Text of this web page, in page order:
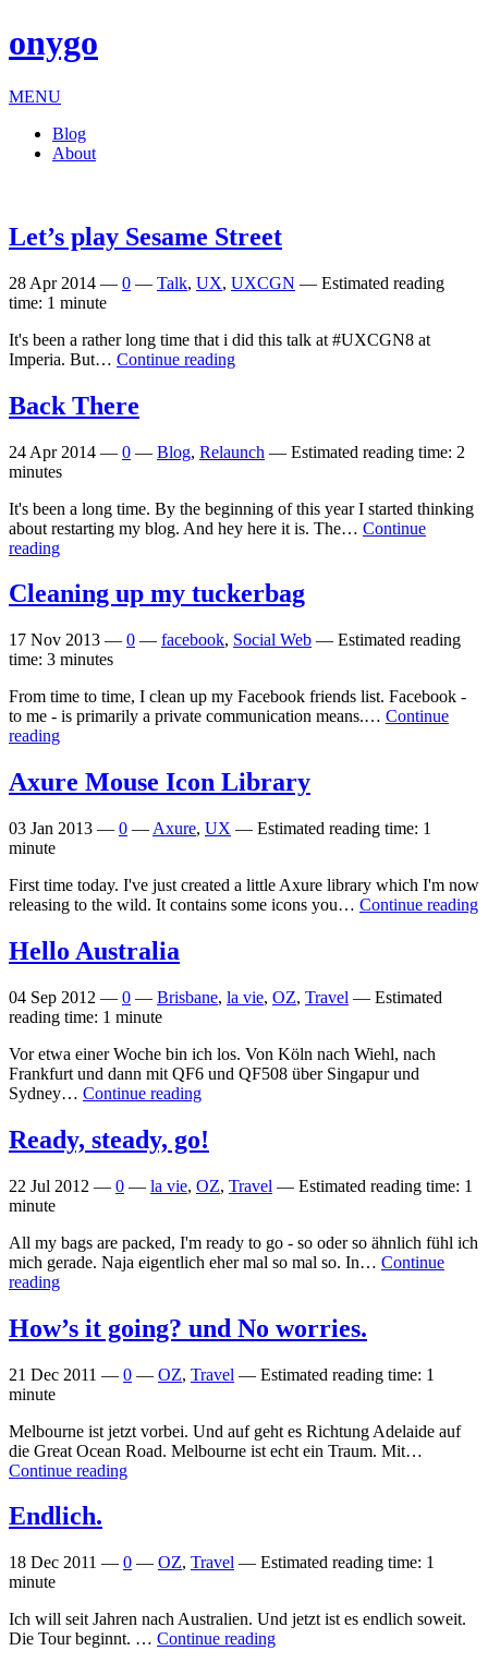
onygo
MENU
Blog
About
Let’s play Sesame Street
28 Apr 2014 — 0 — Talk, UX, UXCGN — Estimated reading
time: 1 minute
It's been a rather long time that i did this talk at #UXCGN8 at
Imperia. But… Continue reading
Back There
24 Apr 2014 — 0 — Blog, Relaunch — Estimated reading time: 2
minutes
It's been a long time. By the beginning of this year I started thinking
about restarting my blog. And hey here it is. The… Continue
reading
Cleaning up my tuckerbag
17 Nov 2013 — 0 — facebook, Social Web — Estimated reading
time: 3 minutes
From time to time, I clean up my Facebook friends list. Facebook -
to me - is primarily a private communication means.… Continue
reading
Axure Mouse Icon Library
03 Jan 2013 — 0 — Axure, UX — Estimated reading time: 1
minute
First time today. I've just created a little Axure library which I'm now
releasing to the wild. It contains some icons you… Continue reading
Hello Australia
04 Sep 2012 — 0 — Brisbane, la vie, OZ, Travel — Estimated
reading time: 1 minute
Vor etwa einer Woche bin ich los. Von Köln nach Wiehl, nach
Frankfurt und dann mit QF6 und QF508 über Singapur und
Sydney… Continue reading
Ready, steady, go!
22 Jul 2012 — 0 — la vie, OZ, Travel — Estimated reading time: 1
minute
All my bags are packed, I'm ready to go - so oder so ähnlich fühl ich
mich gerade. Naja eigentlich eher mal so mal so. In… Continue
reading
How’s it going? und No worries.
21 Dec 2011 — 0 — OZ, Travel — Estimated reading time: 1
minute
Melbourne ist jetzt vorbei. Und auf geht es Richtung Adelaide auf
die Great Ocean Road. Melbourne ist echt ein Traum. Mit…
Continue reading
Endlich.
18 Dec 2011 — 0 — OZ, Travel — Estimated reading time: 1
minute
Ich will seit Jahren nach Australien. Und jetzt ist es endlich soweit.
Die Tour beginnt. … Continue reading